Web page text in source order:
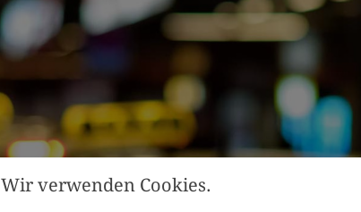
Wir verwenden Cookies.